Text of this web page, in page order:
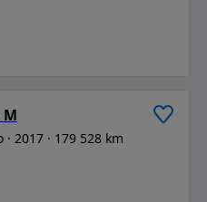
M
2017 179 528 km